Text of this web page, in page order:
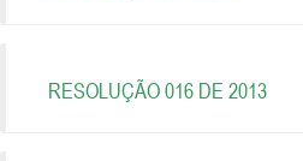
RESOLUÇÃO 016 DE 2013